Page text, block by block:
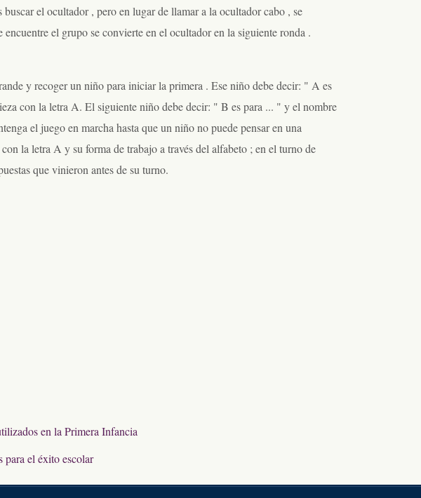
el ocultador , pero en lugar de llamar a la ocultador cabo , se
el grupo se convierte en el ocultador en la siguiente ronda .
y recoger un niño para iniciar la primera . Ese niño debe decir: " A es
con la letra A. El siguiente niño debe decir: " B es para ... " y el nombre
el juego en marcha hasta que un niño no puede pensar en una
la letra A y su forma de trabajo a través del alfabeto ; en el turno de
que vinieron antes de su turno.
en la Primera Infancia
para el éxito escolar